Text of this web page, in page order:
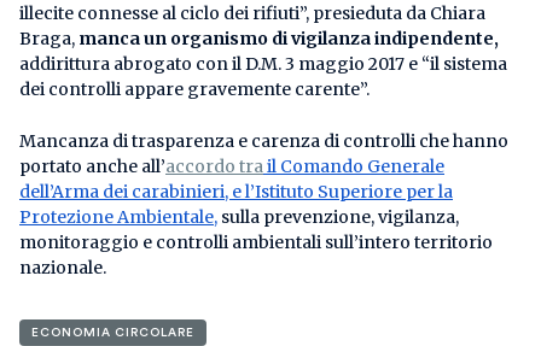
illecite connesse al ciclo dei rifiuti”, presieduta da Chiara
Braga, manca un organismo di vigilanza indipendente,
addirittura abrogato con il D.M. 3 maggio 2017 e “il sistema
dei controlli appare gravemente carente”.
Mancanza di trasparenza e carenza di controlli che hanno
portato anche all’accordo tra il Comando Generale
dell’Arma dei carabinieri, e l’Istituto Superiore per la
Protezione Ambientale, sulla prevenzione, vigilanza,
monitoraggio e controlli ambientali sull’intero territorio
nazionale.
ECONOMIA CIRCOLARE